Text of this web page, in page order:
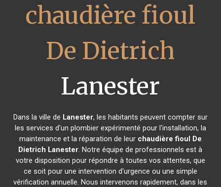
chaudière fioul
De Dietrich
Lanester
Dans la ville de Lanester, les habitants peuvent compter sur
les services d'un plombier expérimenté pour l'installation, la
maintenance et la réparation de leur chaudière fioul De
Dietrich Lanester. Notre équipe de professionnels est à
votre disposition pour répondre à toutes vos attentes, que
ce soit pour une intervention d'urgence ou une simple
vérification annuelle. Nous intervenons rapidement, dans les